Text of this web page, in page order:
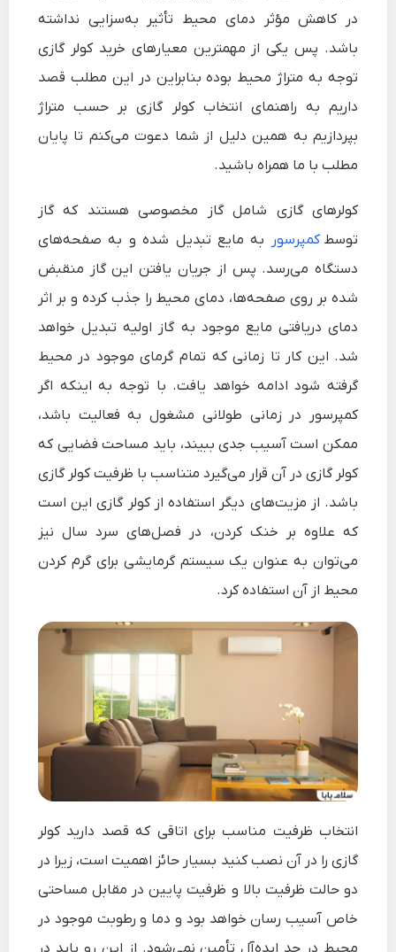
در کاهش مؤثر دمای محیط تأثیر به‌سزایی نداشته
باشد. پس یکی از مهمترین معیارهای خرید کولر گازی
توجه به متراژ محیط بوده بنابراین در این مطلب قصد
داریم به راهنمای انتخاب کولر گازی بر حسب متراژ
بپردازیم به همین دلیل از شما دعوت می‌کنم تا پایان
مطلب با ما همراه باشید.
کولرهای گازی شامل گاز مخصوصی هستند که گاز
توسطکمپرسور به مایع تبدیل شده و به صفحه‌های
دستگاه می‌رسد. پس از جریان یافتن این گاز منقبض
شده بر روی صفحه‌ها، دمای محیط را جذب کرده و بر اثر
دمای دریافتی مایع موجود به گاز اولیه تبدیل خواهد
شد. این کار تا زمانی که تمام گرمای موجود در محیط
گرفته شود ادامه خواهد یافت. با توجه به اینکه اگر
کمپرسور در زمانی طولانی مشغول به فعالیت باشد،
ممکن است آسیب جدی ببیند، باید مساحت فضایی که
کولر گازی در آن قرار می‌گیرد متناسب با ظرفیت کولر گازی
باشد. از مزیت‌های دیگر استفاده از کولر گازی این است
که علاوه بر خنک کردن، در فصل‌های سرد سال نیز
می‌توان به عنوان یک سیستم گرمایشی برای گرم کردن
محیط از آن استفاده کرد.
انتخاب ظرفیت مناسب برای اتاقی که قصد دارید کولر
گازی را در آن نصب کنید بسیار حائز اهمیت است، زیرا در
دو حالت ظرفیت بالا و ظرفیت پایین در مقابل مساحتی
خاص آسیب رسان خواهد بود و دما و رطوبت موجود در